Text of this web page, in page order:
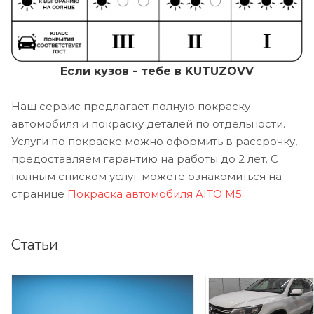
Если кузов - тебе в KUTUZOVV
Наш сервис предлагает полную покраску
автомобиля и покраску деталей по отдельности.
Услуги по покраске можно оформить в рассрочку,
предоставляем гарантию на работы до 2 лет. С
полным списком услуг можете ознакомиться на
странице Покраска автомобиля AITO M5.
Статьи